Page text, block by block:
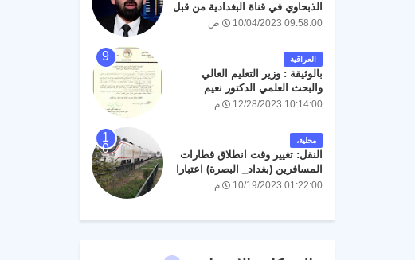
الذبحاوي في قناة البغدادية من قبل
جهة مجهولة.
10/04/2023 09:58:00 ص
العراقية
بالوثيقة : وزير التعليم العالي
والبحث العلمي الدكتور نعيم
العبودي يوجه بالسماح للطلبة
المقبولين في الدراسة المسائية
بالدوام في الجامعات للسنة
الدراسية 2024/2023 .
12/28/2023 10:14:00 م
محلية،
النقل: تغيير وقت انطلاق قطارات
المسافرين (بغداد_ البصرة) اعتبارا
من السبت المقبل
10/19/2023 01:22:00 م